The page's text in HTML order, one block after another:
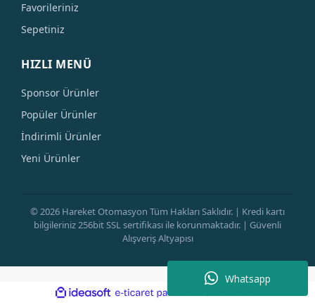
Whatsapp
Favorileriniz
Sepetiniz
HIZLI MENÜ
Sponsor Ürünler
Popüler Ürünler
İndirimli Ürünler
Yeni Ürünler
© 2026 Hareket Otomasyon Tüm Hakları Saklıdır. | Kredi kartı
bilgileriniz 256bit SSL sertifikası ile korunmaktadır. | Güvenli
Alışveriş Altyapısı
ideasoft